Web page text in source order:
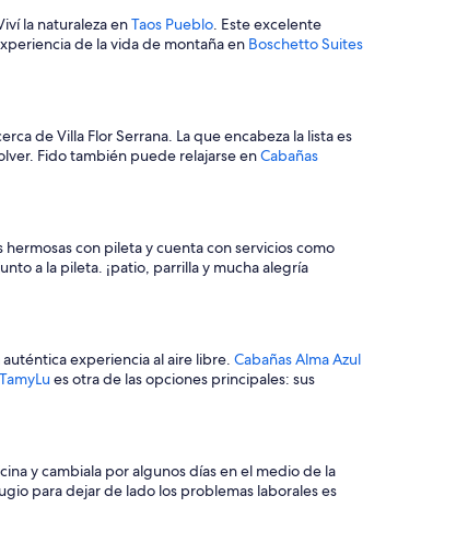
la naturaleza enTaos Pueblo. Este excelente
de la vida de montaña en Boschetto Suites
de Villa Flor Serrana. La que encabeza la lista es
Fido también puede relajarse enCabañas
hermosas con pileta y cuenta con servicios como
a la pileta. ¡patio, parrilla y mucha alegría
experiencia al aire libre. Cabañas Alma Azul
es otra de las opciones principales: sus
y cambiala por algunos días en el medio de la
para dejar de lado los problemas laborales es